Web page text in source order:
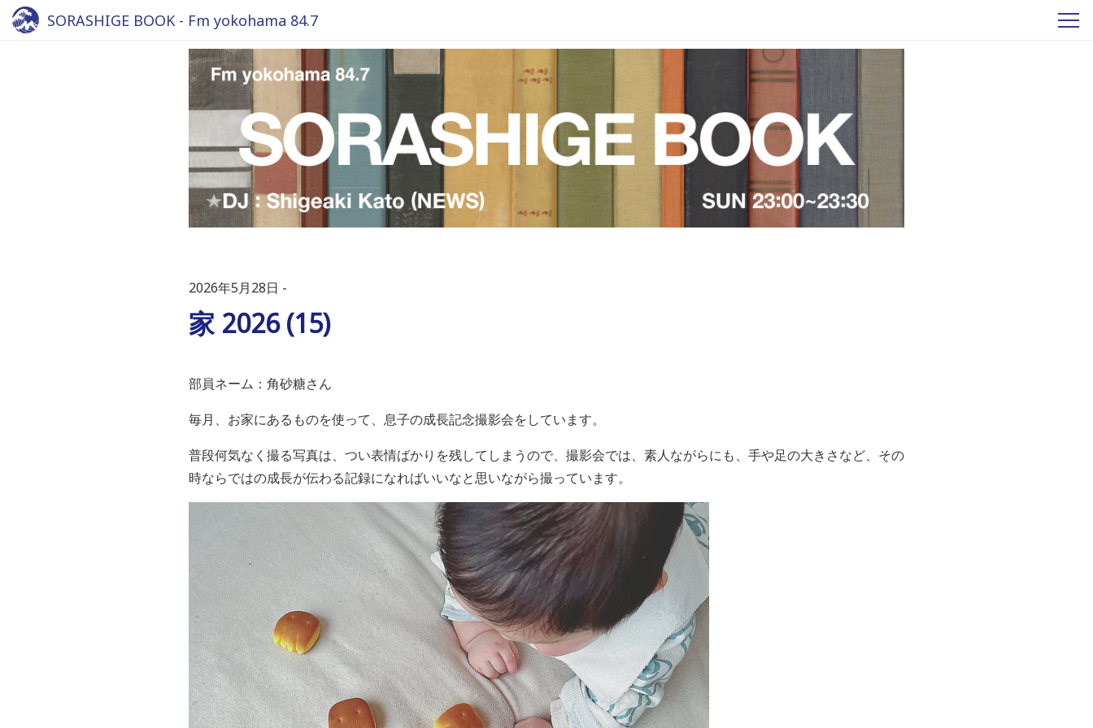
SORASHIGE BOOK - Fm yokohama 84.7
2026年5月28日
家 2026 (15)
部員ネーム：角砂糖さん
毎月、お家にあるものを使って、息子の成長記念撮影会をしています。
普段何気なく撮る写真は、つい表情ばかりを残してしまうので、撮影会では、素人ながらにも、手や足の大きさなど、その
時ならではの成長が伝わる記録になればいいなと思いながら撮っています。